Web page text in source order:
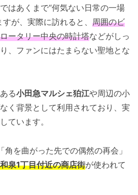
はあくまで“何気ない日常の一場
が、実際に訪れると、 周囲のビ
ータリー中央の時計塔などがしっ
、ファンにはたまらない聖地とな
る小田急マルシェ狛江や周辺の小
く背景として利用されており、実
ています。
を曲がった先での偶然の再会」
泉1丁目付近の商店街が使われて